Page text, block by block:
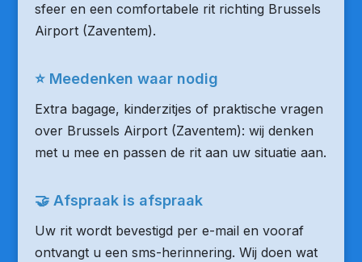
sfeer en een comfortabele rit richting Brussels
Airport (Zaventem).
⭐ Meedenken waar nodig
Extra bagage, kinderzitjes of praktische vragen
over Brussels Airport (Zaventem): wij denken
met u mee en passen de rit aan uw situatie aan.
🤝 Afspraak is afspraak
Uw rit wordt bevestigd per e-mail en vooraf
ontvangt u een sms-herinnering. Wij doen wat